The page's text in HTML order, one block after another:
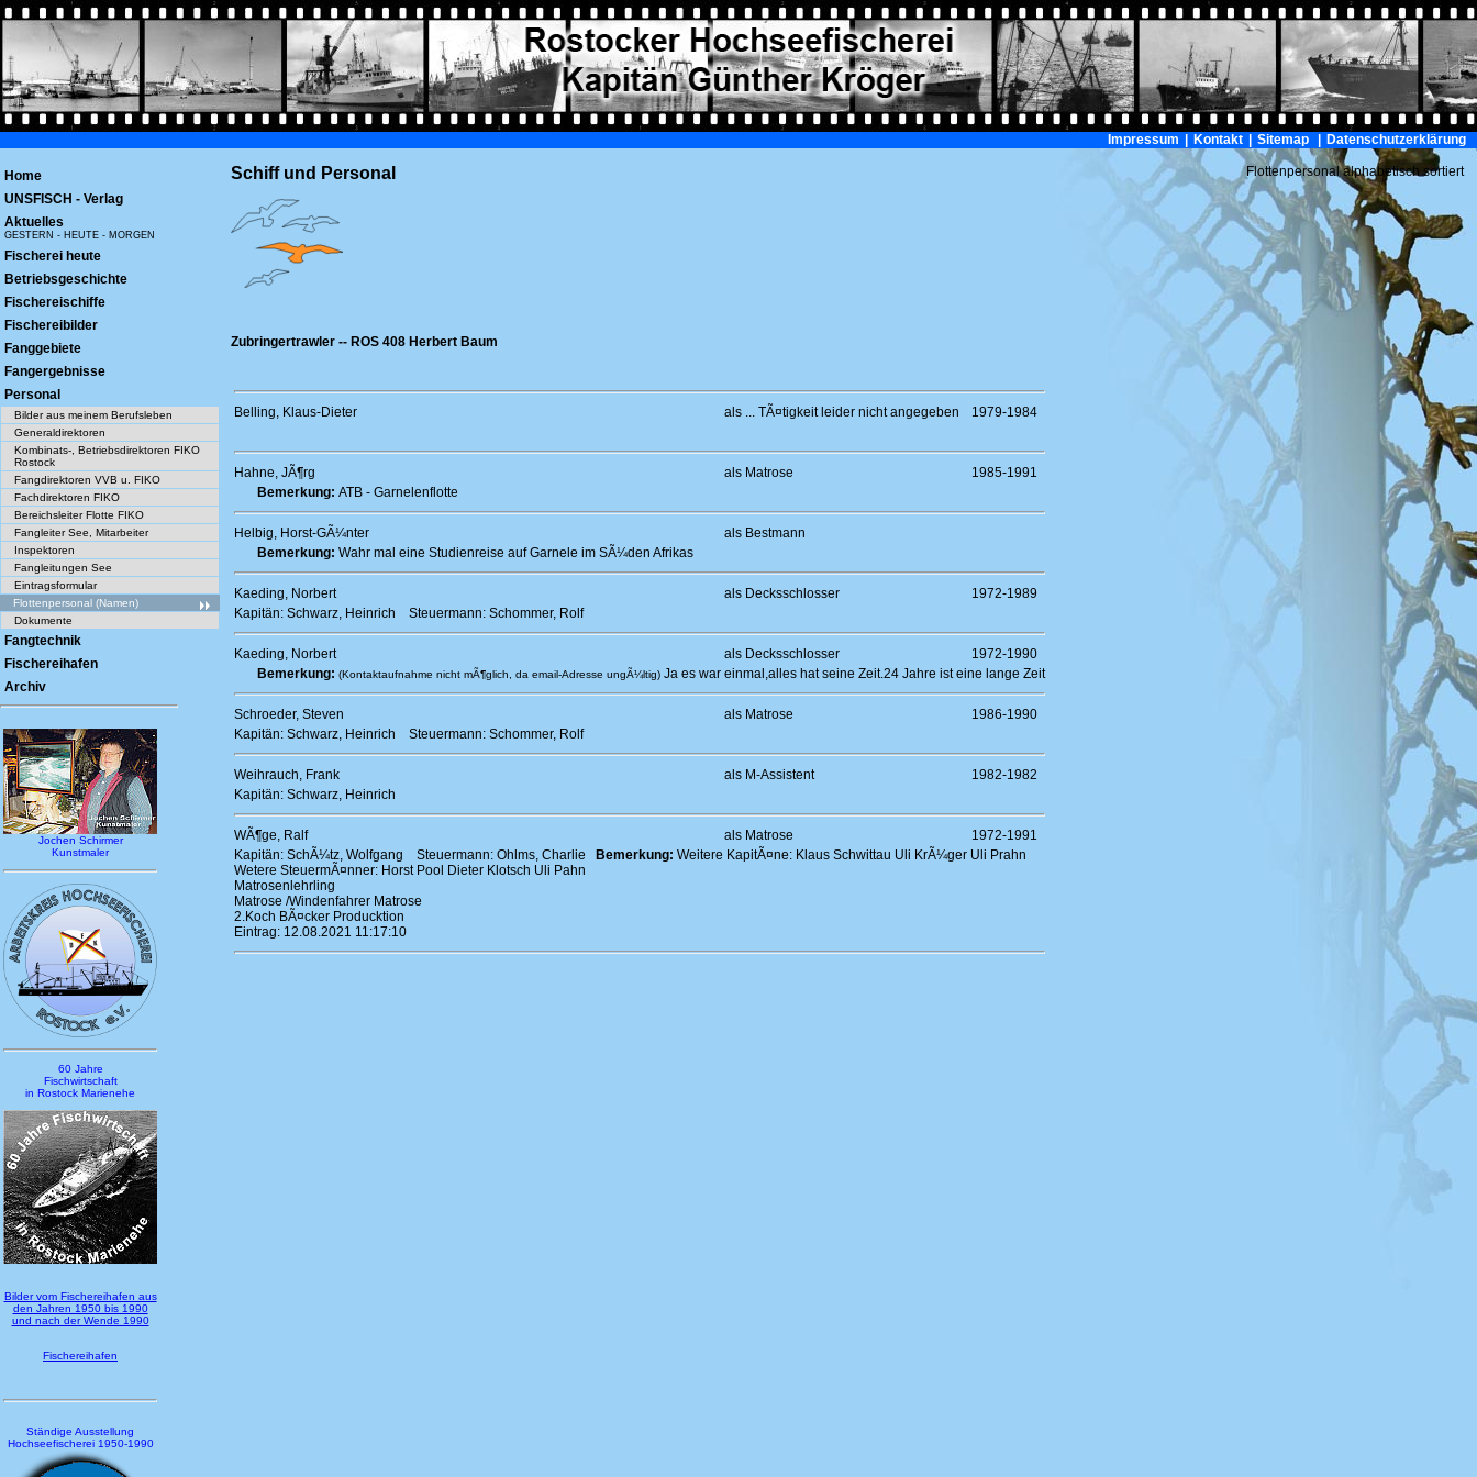
Impressum Kontakt Sitemap Datenschutzerklärung
Home
UNSFISCH - Verlag
Aktuelles
GESTERN - HEUTE - MORGEN
Fischerei heute
Betriebsgeschichte
Fischereischiffe
Fischereibilder
Fanggebiete
Fangergebnisse
Personal
Bilder aus meinem Berufsleben
Generaldirektoren
Kombinats-, Betriebsdirektoren FIKO
Rostock
Fangdirektoren VVB u. FIKO
Fachdirektoren FIKO
Bereichsleiter Flotte FIKO
Fangleiter See, Mitarbeiter
Inspektoren
Fangleitungen See
Eintragsformular
Flottenpersonal (Namen)
Dokumente
Fangtechnik
Fischereihafen
Archiv
Jochen Schirmer
Kunstmaler
60 Jahre
Fischwirtschaft
in Rostock Marienehe
Bilder vom Fischereihafen aus
den Jahren 1950 bis 1990
und nach der Wende 1990
Fischereihafen
Ständige Ausstellung
Hochseefischerei 1950-1990
Schiff und Personal
Zubringertrawler -- ROS 408 Herbert Baum
Belling, Klaus-Dieter als ... TÃ¤tigkeit leider nicht angegeben 1979-1984
Hahne, JÃ¶rg als Matrose
1985-1991
Bemerkung: ATB - Garnelenflotte
Helbig, Horst-GÃ¼nter
als Bestmann
Bemerkung: Wahr mal eine Studienreise auf Garnele im SÃ¼den Afrikas
Kaeding, Norbert als Decksschlosser
1972-1989
Kapitän: Schwarz, Heinrich Steuermann: Schommer, Rolf
Kaeding, Norbert als Decksschlosser
1972-1990
Bemerkung: (Kontaktaufnahme nicht mÃ¶glich, da email-Adresse ungÃ¼ltig) Ja es war einmal,alles hat seine Zeit.24 Jahre ist eine lange Zeit
Schroeder, Steven als Matrose
1986-1990
Kapitän: Schwarz, Heinrich Steuermann: Schommer, Rolf
Weihrauch, Frank als M-Assistent
1982-1982
Kapitän: Schwarz, Heinrich
WÃ¶ge, Ralf als Matrose
1972-1991
Kapitän: SchÃ¼tz, Wolfgang Steuermann: Ohlms, Charlie
Bemerkung: Weitere KapitÃ¤ne: Klaus Schwittau Uli KrÃ¼ger Uli Prahn
Wetere SteuermÃ¤nner: Horst Pool Dieter Klotsch Uli Pahn
Matrosenlehrling
Matrose /Windenfahrer Matrose
2.Koch BÃ¤cker Producktion
Eintrag: 12.08.2021 11:17:10
Flottenpersonal alphabetisch sortiert